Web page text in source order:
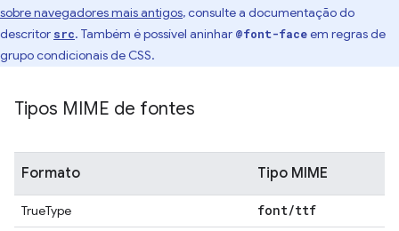
sobre navegadores mais antigos, consulte a documentação do
descritor src. Também é possível aninhar @font-faceem regras de
grupo condicionais de CSS.
Tipos MIME de fontes
Formato Tipo MIME
TrueType font/ttf